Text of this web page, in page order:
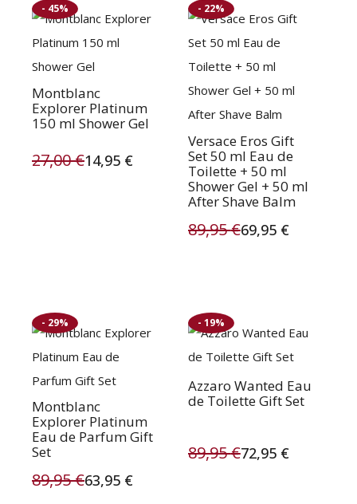
87,00 €.
56,95 €.
- 45%
Montblanc
Explorer Platinum
150 ml Shower Gel
27,00€
Oorspronkelijke
14,95 €
Huidige
- 22%
Versace Eros Gift
Set 50 ml Eau de
Toilette + 50 ml
Shower Gel + 50 ml
After Shave Balm
89,95€
Oorspronkelijke
89,95 €.
69,95 €
Huidige
69,95 €.
- 29%
Montblanc
Explorer Platinum
Eau de Parfum Gift
Set
89,95€
Oorspronkelijke
63,95 €
Huidige
- 19%
Azzaro Wanted Eau
de Toilette Gift Set
89,95€
Oorspronkelijke
72,95 €
Huidige